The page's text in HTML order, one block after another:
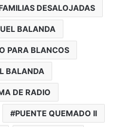
DESALOJADAS
BALANDA
PARA BLANCOS
BALANDA
DE RADIO
PUENTE QUEMADO II